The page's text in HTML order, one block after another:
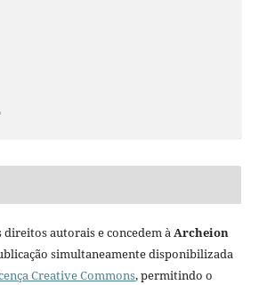
direitos autorais e concedem àArcheion
simultaneamente disponibilizada
Creative Commons, permitindo o